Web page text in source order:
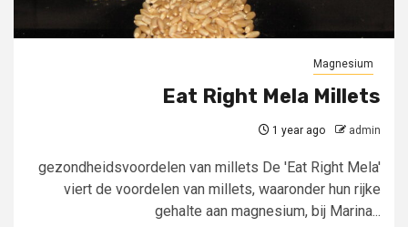
Magnesium
Eat Right Mela Millets
1 year ago admin
gezondheidsvoordelen van millets De 'Eat Right Mela'
viert de voordelen van millets, waaronder hun rijke
gehalte aan magnesium, bij Marina...